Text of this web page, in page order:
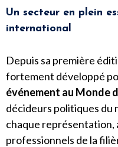
Un secteur en plein
international
Depuis sa première
fortement développé
événement au Monde
décideurs politiques du
chaque représentation,
professionnels de la